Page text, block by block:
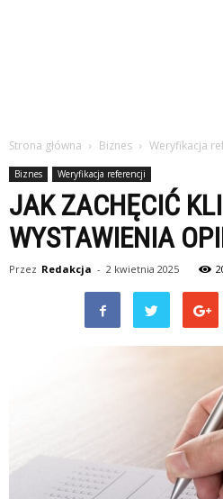
Strona główna Biznes Weryfikacja
Biznes Weryfikacja referencji
JAK ZACHĘCIĆ
WYSTAWIENIA
Przez Redakcja - 2 kwietnia 2025